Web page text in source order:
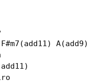
A(add9)